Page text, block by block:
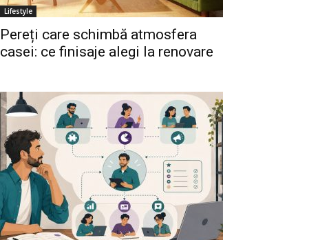
Lifestyle
Pereți care schimbă atmosfera
casei: ce finisaje alegi la renovare